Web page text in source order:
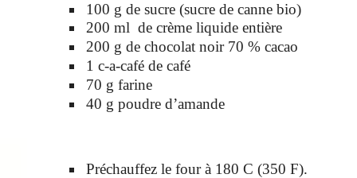
100 g de sucre (sucre de canne bio)
200 ml de crème liquide entière
200 g de chocolat noir 70 % cacao
1 c-a-café de café
70 g farine
40 g poudre d’amande
Préchauffez le four à 180 C (350 F).